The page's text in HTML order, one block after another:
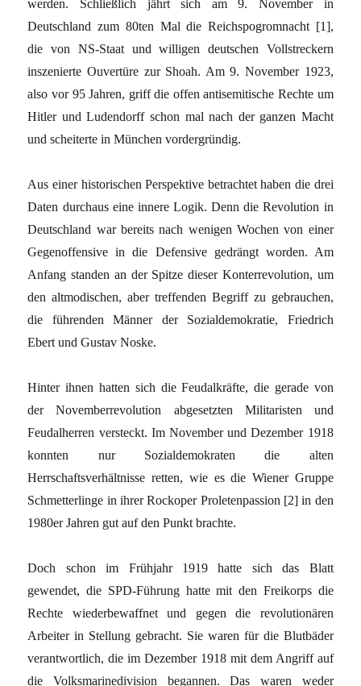
werden. Schließlich jährt sich am 9. November in
Deutschland zum 80ten Mal die Reichspogromnacht [1],
die von NS-Staat und willigen deutschen Vollstreckern
inszenierte Ouvertüre zur Shoah. Am 9. November 1923,
also vor 95 Jahren, griff die offen antisemitische Rechte um
Hitler und Ludendorff schon mal nach der ganzen Macht
und scheiterte in München vordergründig.
Aus einer historischen Perspektive betrachtet haben die drei
Daten durchaus eine innere Logik. Denn die Revolution in
Deutschland war bereits nach wenigen Wochen von einer
Gegenoffensive in die Defensive gedrängt worden. Am
Anfang standen an der Spitze dieser Konterrevolution, um
den altmodischen, aber treffenden Begriff zu gebrauchen,
die führenden Männer der Sozialdemokratie, Friedrich
Ebert und Gustav Noske.
Hinter ihnen hatten sich die Feudalkräfte, die gerade von
der Novemberrevolution abgesetzten Militaristen und
Feudalherren versteckt. Im November und Dezember 1918
konnten nur Sozialdemokraten die alten
Herrschaftsverhältnisse retten, wie es die Wiener Gruppe
Schmetterlinge in ihrer Rockoper Proletenpassion [2] in den
1980er Jahren gut auf den Punkt brachte.
Doch schon im Frühjahr 1919 hatte sich das Blatt
gewendet, die SPD-Führung hatte mit den Freikorps die
Rechte wiederbewaffnet und gegen die revolutionären
Arbeiter in Stellung gebracht. Sie waren für die Blutbäder
verantwortlich, die im Dezember 1918 mit dem Angriff auf
die Volksmarinedivision begannen. Das waren weder